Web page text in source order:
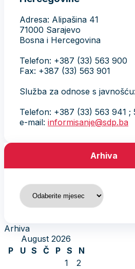
Adresa: Alipašina 41
71000 Sarajevo
Bosna i Hercegovina
Telefon: +387 (33) 563 900
Fax: +387 (33) 563 901
Služba za odnose s javnošću:
Telefon: +387 (33) 563 941 ;
e-mail: informisanje@sdp.ba
Arhiva
Arhiva
Arhiva
August 2026
P
U S Č P S
N
1
2